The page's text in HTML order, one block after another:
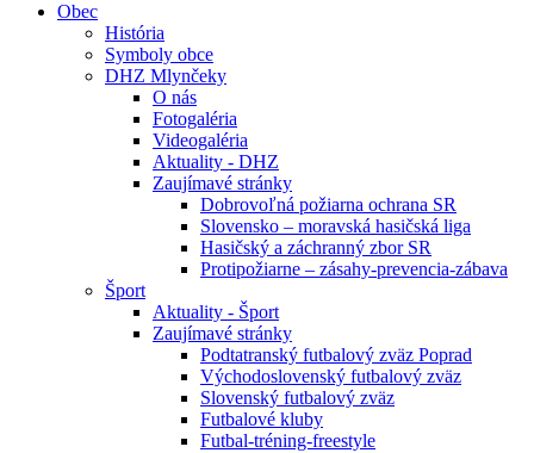
Obec
História
Symboly obce
DHZ Mlynčeky
O nás
Fotogaléria
Videogaléria
Aktuality - DHZ
Zaujímavé stránky
Dobrovoľná požiarna ochrana SR
Slovensko – moravská hasičská liga
Hasičský a záchranný zbor SR
Protipožiarne – zásahy-prevencia-zábava
Šport
Aktuality - Šport
Zaujímavé stránky
Podtatranský futbalový zväz Poprad
Východoslovenský futbalový zväz
Slovenský futbalový zväz
Futbalové kluby
Futbal-tréning-freestyle